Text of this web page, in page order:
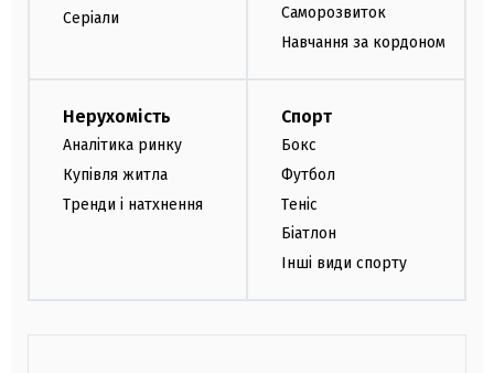
Серіали
Саморозвиток
Навчання за кордоном
Нерухомість
Аналітика ринку
Купівля житла
Тренди і натхнення
Спорт
Бокс
Футбол
Теніс
Біатлон
Інші види спорту